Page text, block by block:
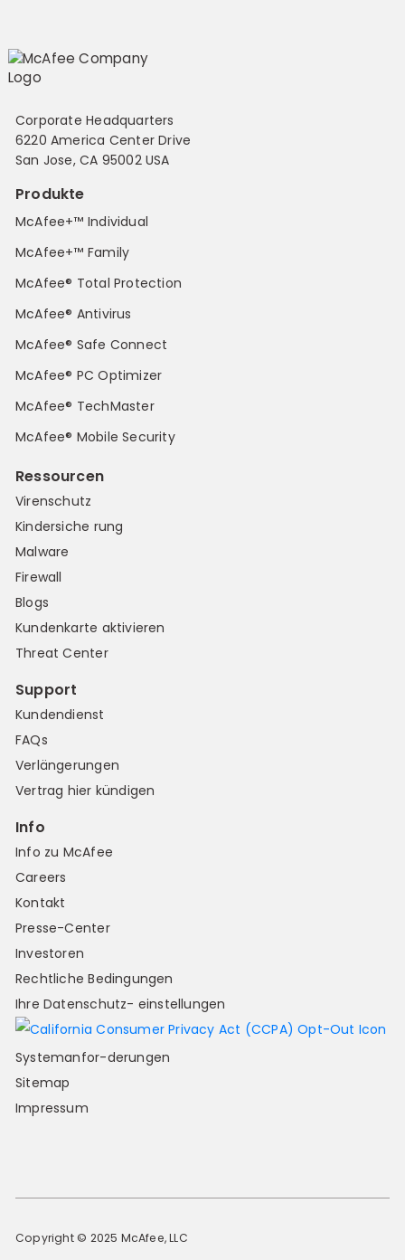
Corporate Headquarters
6220 America Center Drive
San Jose, CA 95002 USA
Produkte
McAfee+™ Individual
McAfee+™ Family
McAfee® Total Protection
McAfee® Antivirus
McAfee® Safe Connect
McAfee® PC Optimizer
McAfee® TechMaster
McAfee® Mobile Security
Ressourcen
Virenschutz
Kindersiche rung
Malware
Firewall
Blogs
Kundenkarte aktivieren
Threat Center
Support
Kundendienst
FAQs
Verlängerungen
Vertrag hier kündigen
Info
Info zu McAfee
Careers
Kontakt
Presse-Center
Investoren
Rechtliche Bedingungen
Ihre Datenschutz- einstellungen
Systemanfor-derungen
Sitemap
Impressum
Copyright © 2025 McAfee, LLC